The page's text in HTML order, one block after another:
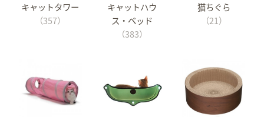
キャットタワー
（357）
キャットハウ
ス・ベッド
（383）
猫ちぐら
（21）